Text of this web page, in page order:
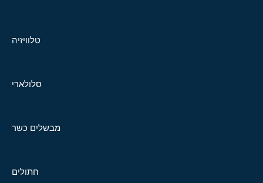
טלוויזיה
סלולארי
מבשלים כשר
חתולים